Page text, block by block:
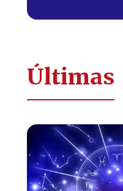
Últimas